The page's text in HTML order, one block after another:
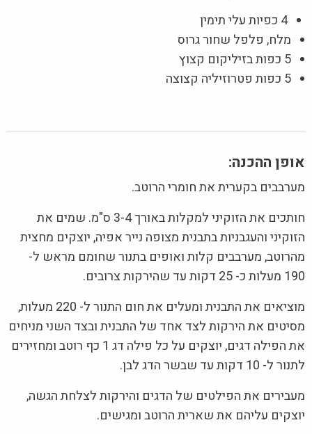
4 כפיות עלי תימין
מלח, פלפל שחור גרוס
5 כפות בזיליקום קצוץ
5 כפות פטרוזיליה קצוצה
אופן ההכנה:
מערבבים בקערית את חומרי הרוטב.
חותכים את הזוקיני למקלות באורך 3-4 ס"מ. שמים את
הזוקיני והעגבניות בתבנית מצופה נייר אפיה, יוצקים מחצית
מהרוטב, מערבבים קלות ואופים בתנור שחומם מראש ל-
190 מעלות כ- 25 דקות עד שהירקות צרובים.
מוציאים את התבנית ומעלים את חום התנור ל- 220 מעלות,
מסיטים את הירקות לצד אחד של התבנית ובצד השני מניחים
את הפילה דגים, יוצקים על כל פילה דג 1 כף רוטב ומחזירים
לתנור ל- 10 דקות עד שבשר הדג לבן.
מעבירים את הפילטים של הדגים והירקות לצלחת הגשה,
יוצקים עליהם את שארית הרוטב ומגישים.